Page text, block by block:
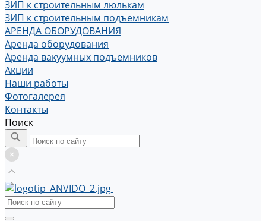
ЗИП к строительным люлькам
ЗИП к строительным подъемникам
АРЕНДА ОБОРУДОВАНИЯ
Аренда оборудования
Аренда вакуумных подъемников
Акции
Наши работы
Фотогалерея
Контакты
Поиск